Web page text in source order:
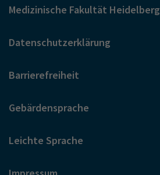
Medizinische Fakultät Heidelberg
Datenschutzerklärung
Barrierefreiheit
Gebärdensprache
Leichte Sprache